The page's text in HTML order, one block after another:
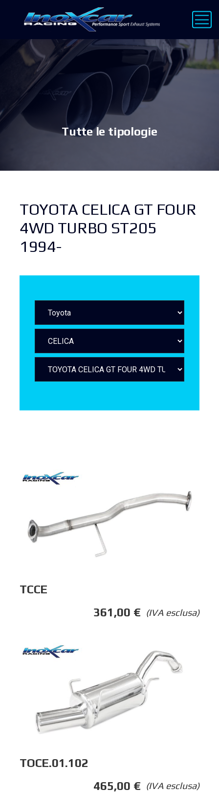
Tutte le tipologie
TOYOTA CELICA GT FOUR
4WD TURBO ST205
1994-
TCCE
(IVA esclusa)
361,00 €
TOCE.01.102
(IVA esclusa)
465,00 €